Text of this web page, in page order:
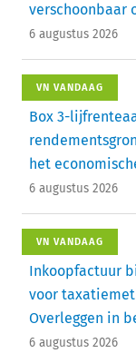
verschoonbaar
6 augustus 2026
VN VANDAAG
Box 3-
het
6 augustus 2026
VN VANDAAG
Inkoopfactuur
voor
Overleggen in
6 augustus 2026